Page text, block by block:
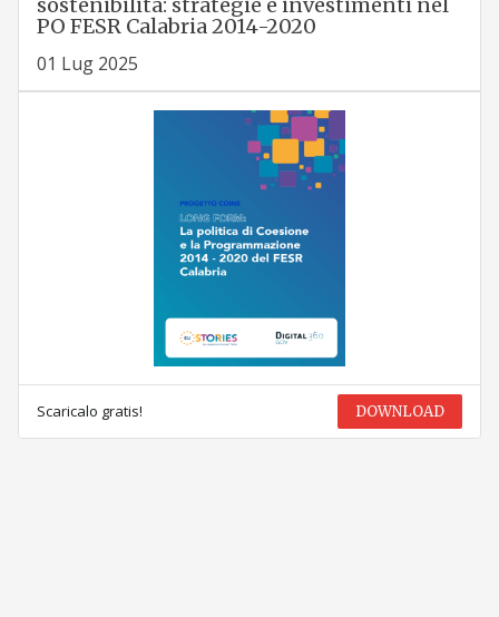
sostenibilità: strategie e investimenti nel
PO FESR Calabria 2014-2020
01 Lug 2025
Scaricalo gratis! DOWNLOAD